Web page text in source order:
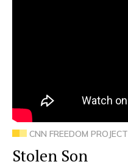
CNN FREEDOM PROJECT
Stolen Son